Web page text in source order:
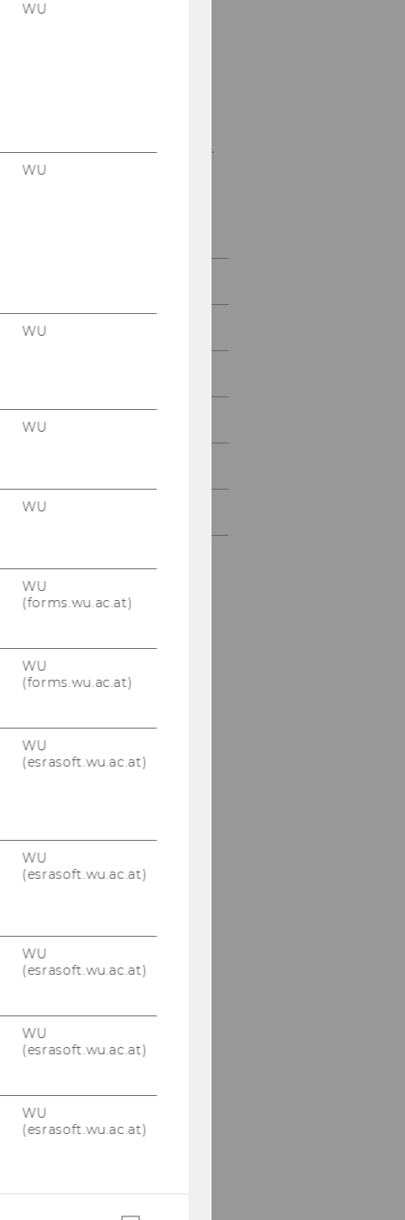
Mitteilungsblatt vom 18.
Mai 2015
Juli 2015
September 2015
WU
WU
WU
WU
WU
WU
(forms.wu.ac.at)
WU
(forms.wu.ac.at)
WU
(esrasoft.wu.ac.at)
WU
(esrasoft.wu.ac.at)
WU
(esrasoft.wu.ac.at)
WU
(esrasoft.wu.ac.at)
WU
(esrasoft.wu.ac.at)